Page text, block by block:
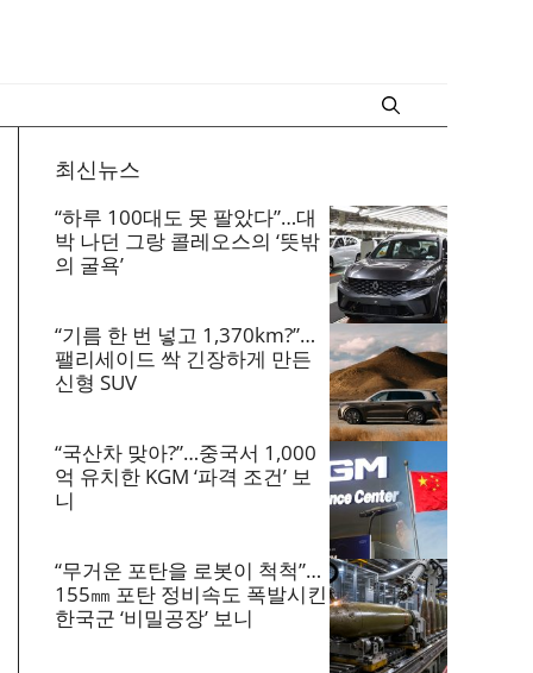
최신뉴스
“하루 100대도 못 팔았다”…대
박 나던 그랑 콜레오스의 ‘뜻밖
의 굴욕’
“기름 한 번 넣고 1,370km?”…
팰리세이드 싹 긴장하게 만든
신형 SUV
“국산차 맞아?”…중국서 1,000
억 유치한 KGM ‘파격 조건’ 보
니
“무거운 포탄을 로봇이 척척”…
155㎜ 포탄 정비속도 폭발시킨
한국군 ‘비밀공장’ 보니